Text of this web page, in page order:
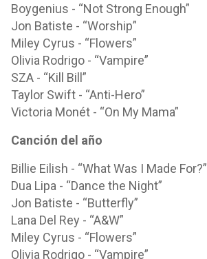
Boygenius - “Not Strong Enough”
Jon Batiste - “Worship”
Miley Cyrus - “Flowers”
Olivia Rodrigo - “Vampire”
SZA - “Kill Bill”
Taylor Swift - “Anti-Hero”
Victoria Monét - “On My Mama”
Canción del año
Billie Eilish - “What Was I Made For?”
Dua Lipa - “Dance the Night”
Jon Batiste - “Butterfly”
Lana Del Rey - “A&W”
Miley Cyrus - “Flowers”
Olivia Rodrigo - “Vampire”